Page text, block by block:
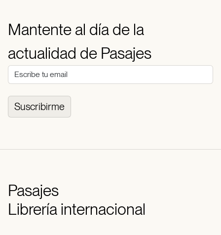
Mantente al día de la
actualidad de Pasajes
Suscribirme
Pasajes
Librería internacional